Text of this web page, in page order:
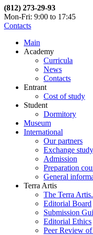
(812) 273-29-93
Mon-Fri: 9:00 to 17:45
Contacts
Main
Academy
Curricula
News
Contacts
Entrant
Cost of study
Student
Dormitory
Museum
International
Our partners
Exchange study
Admission
Preparation
General
Terra Artis
The Terra
Editorial Board
Submission
Editorial Ethics
Peer Review